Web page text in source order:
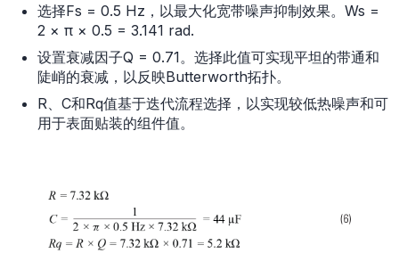
选择Fs = 0.5 Hz，以最大化宽带噪声抑制效果。Ws =
2 × π × 0.5 = 3.141 rad.
设置衰减因子Q = 0.71。选择此值可实现平坦的带通和
陡峭的衰减，以反映Butterworth拓扑。
R、C和Rq值基于迭代流程选择，以实现较低热噪声和可
用于表面贴装的组件值。